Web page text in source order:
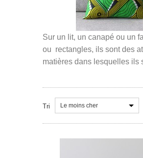
Sur un lit, un canapé ou un
ou rectangles, ils sont des
matières dans lesquelles ils
Tri Le moins cher